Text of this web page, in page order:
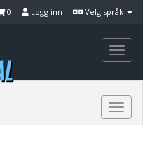
Velg språk
Logg inn
0